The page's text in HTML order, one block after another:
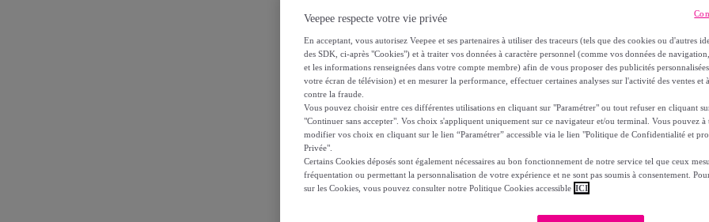
22,06 €
28,99 €
Modèle : Moule à Kougelhopf 22 cm
Veepee respecte votre vie privée
En acceptant, vous autorisez Veepee et ses partenaires à utiliser des traceurs (tels que des cookies ou d'autres
des SDK, ci-après "Cookies") et à traiter vos données à caractère personnel (comme vos données de
et les informations renseignées dans votre compte membre) afin de vous proposer des publicités
votre écran de télévision) et en mesurer la performance, effectuer certaines analyses sur l'activité des ventes et
contre la fraude.
Vous pouvez choisir entre ces différentes utilisations en cliquant sur "Paramétrer" ou tout refuser en cliquant
"Continuer sans accepter". Vos choix s'appliquent uniquement sur ce navigateur et/ou terminal. Vous pouvez
modifier vos choix en cliquant sur le lien “Paramétrer” accessible via le lien "Politique de Confidentialité et
Privée".
Certains Cookies déposés sont également nécessaires au bon fonctionnement de notre service tel que ceux
fréquentation ou permettant la personnalisation de votre expérience et ne sont pas soumis à consentement.
sur les Cookies, vous pouvez consulter notre Politique Cookies accessible ICI